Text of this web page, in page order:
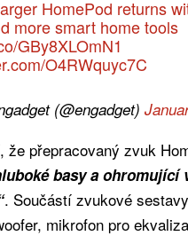
HomePod returns
more smart home tools
GBy8XLOmN1
O4RWquyc7C
(@engadget)
že přepracovaný zvuk
basy a ohromující
. Součástí zvukové
mikrofon pro